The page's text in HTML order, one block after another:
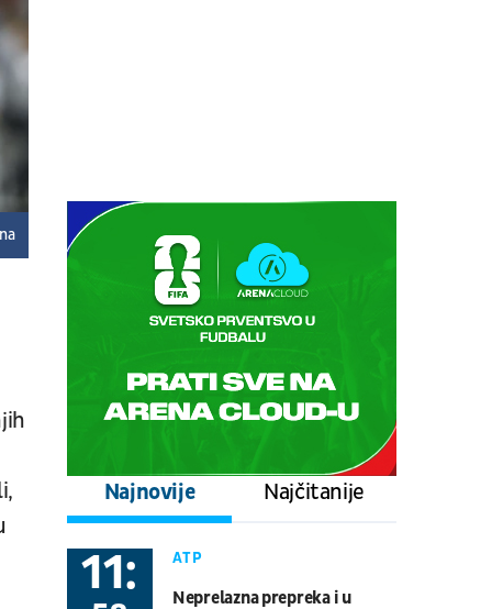
08.08. 17:00 UŽIVO
Stuttgart - Everton
PRIJATELJSKE UTAKMICE
17:00 UŽIVO
PRIJATELJSKE UTAKMICE
Real Betis - Bournemouth
Fudbal PRIJATELJSKE UTAKMICE
08.08.
Gremio - Sao Paulo
Najnovije Najčitanije
ATP
11:
Neprelazna prepreka i u